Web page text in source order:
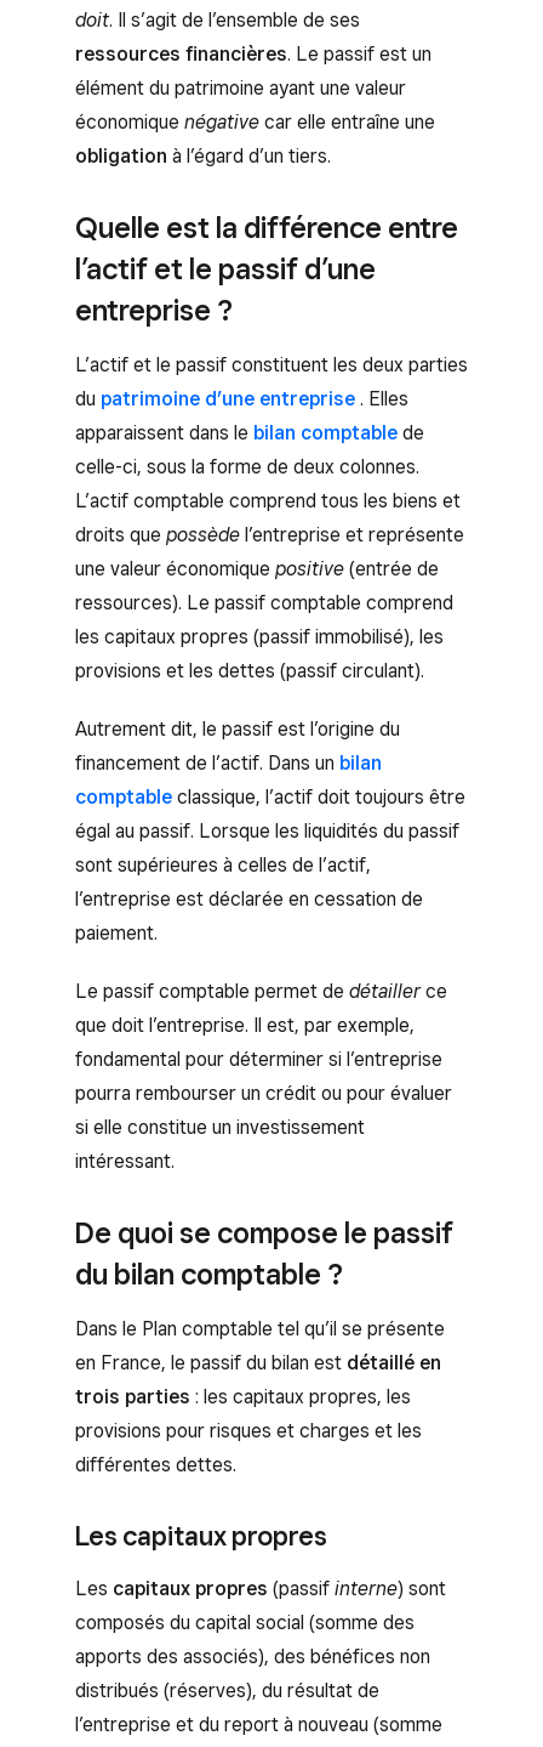
doit. Il s’agit de l’ensemble de ses
ressources financières. Le passif est un
élément du patrimoine ayant une valeur
économique négative car elle entraîne une
obligation à l’égard d’un tiers.
Quelle est la différence entre
l’actif et le passif d’une
entreprise ?
L’actif et le passif constituent les deux parties
du patrimoine d’une entreprise . Elles
apparaissent dans le bilan comptable de
celle-ci, sous la forme de deux colonnes.
L’actif comptable comprend tous les biens et
droits que possède l’entreprise et représente
une valeur économique positive (entrée de
ressources). Le passif comptable comprend
les capitaux propres (passif immobilisé), les
provisions et les dettes (passif circulant).
Autrement dit, le passif est l’origine du
financement de l’actif. Dans un bilan
comptable classique, l’actif doit toujours être
égal au passif. Lorsque les liquidités du passif
sont supérieures à celles de l’actif,
l’entreprise est déclarée en cessation de
paiement.
Le passif comptable permet de détaillerce
que doit l’entreprise. Il est, par exemple,
fondamental pour déterminer si l’entreprise
pourra rembourser un crédit ou pour évaluer
si elle constitue un investissement
intéressant.
De quoi se compose le passif
du bilan comptable ?
Dans le Plan comptable tel qu’il se présente
en France, le passif du bilan est détaillé en
trois parties : les capitaux propres, les
provisions pour risques et charges et les
différentes dettes.
Les capitaux propres
Les capitaux propres (passif interne) sont
composés du capital social (somme des
apports des associés), des bénéfices non
distribués (réserves), du résultat de
l’entreprise et du report à nouveau (somme